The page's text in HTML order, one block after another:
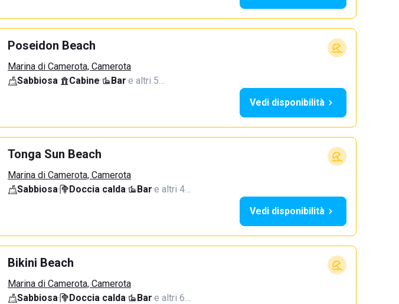
Poseidon Beach
Marina di Camerota, Camerota
Sabbiosa· Cabine· Bar·e altri 5…
Vedi disponibilità
Tonga Sun Beach
Marina di Camerota, Camerota
Sabbiosa· Doccia calda· Bar·e altri 4…
Vedi disponibilità
Bikini Beach
Marina di Camerota, Camerota
Sabbiosa· Doccia calda· Bar·e altri 6…